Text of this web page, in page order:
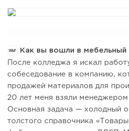
Как вы вошли в мебельный
После колледжа я искал
собеседование в компанию,
продажей материалов для
20 лет меня взяли
Основная задача — холодный
толстого справочника